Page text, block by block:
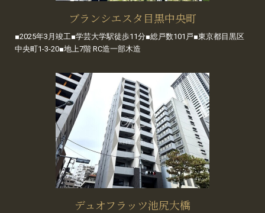
ブランシエスタ目黒中央町
■2025年3月竣工■学芸大学駅徒歩11分■総戸数101戸■東京都目黒区
中央町1-3-20■地上7階 RC造一部木造
デュオフラッツ池尻大橋